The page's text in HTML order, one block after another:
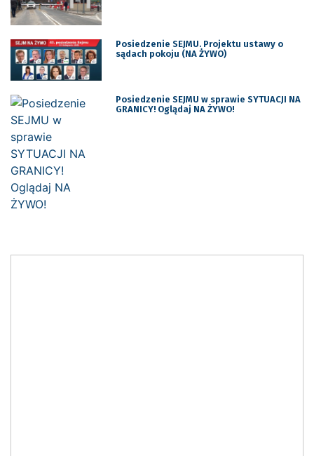
Posiedzenie SEJMU. Projektu ustawy o
sądach pokoju (NA ŻYWO)
Posiedzenie SEJMU w sprawie SYTUACJI NA
GRANICY! Oglądaj NA ŻYWO!